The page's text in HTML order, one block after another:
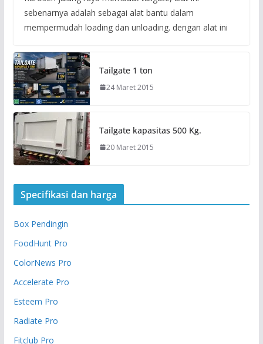
sebenarnya adalah sebagai alat bantu dalam
mempermudah loading dan unloading. dengan alat ini
Tailgate 1 ton
24 Maret 2015
Tailgate kapasitas 500 Kg.
20 Maret 2015
Specifikasi dan harga
Box Pendingin
FoodHunt Pro
ColorNews Pro
Accelerate Pro
Esteem Pro
Radiate Pro
Fitclub Pro